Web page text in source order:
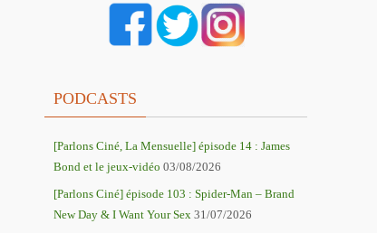
PODCASTS
[Parlons Ciné, La Mensuelle] épisode 14 : James
Bond et le jeux-vidéo 03/08/2026
[Parlons Ciné] épisode 103 : Spider-Man – Brand
New Day & I Want Your Sex 31/07/2026